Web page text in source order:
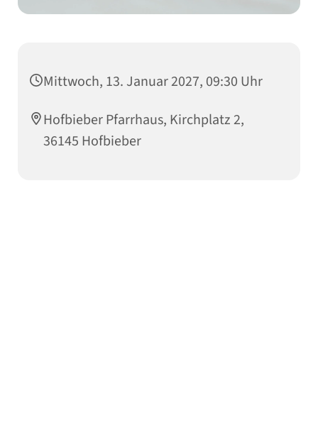
Mittwoch, 13. Januar 2027, 09:30 Uhr
Hofbieber Pfarrhaus, Kirchplatz 2,
36145 Hofbieber